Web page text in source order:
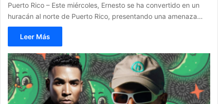
Puerto Rico – Este miércoles, Ernesto se ha convertido en un
huracán al norte de Puerto Rico, presentando una amenaza…
Leer Más